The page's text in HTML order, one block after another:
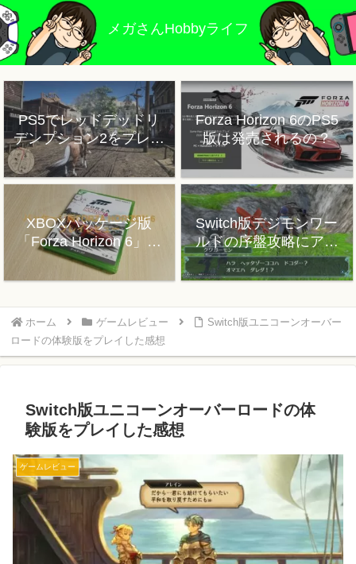
メガさんHobbyライフ
PS5でレッドデッドリ
デンプション2をプレイ
した感想
Forza Horizon 6のPS5
版は発売されるの？
XBOXパッケージ版
「Forza Horizon 6」プ
レイレビュー
Switch版デジモンワー
ルドの序盤攻略にアド
バイス
ホーム ゲームレビュー
Switch版ユニコーンオーバー
ロードの体験版をプレイした感想
Switch版ユニコーンオーバーロードの体
験版をプレイした感想
ゲームレビュー